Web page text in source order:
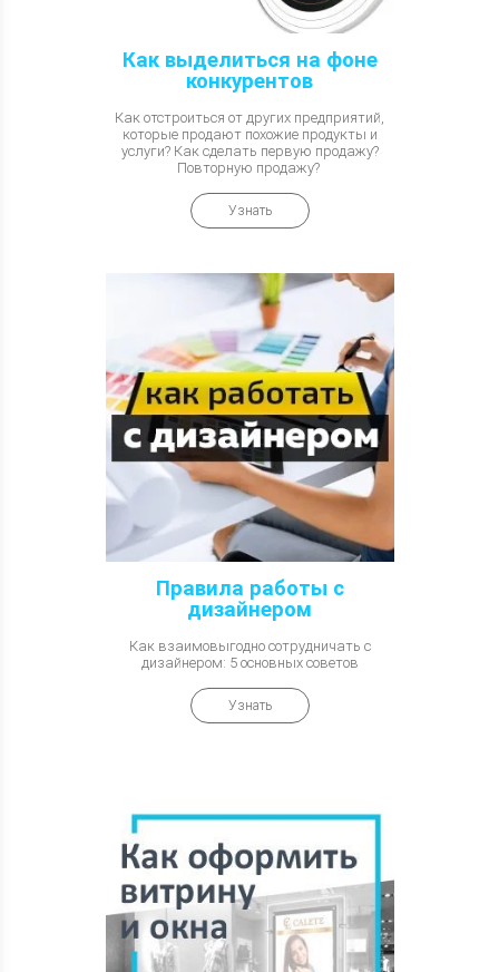
Как выделиться на фоне
конкурентов
Как отстроиться от других предприятий,
которые продают похожие продукты и
услуги? Как сделать первую продажу?
Повторную продажу?
Узнать
Правила работы с
дизайнером
Как взаимовыгодно сотрудничать с
дизайнером: 5 основных советов
Узнать